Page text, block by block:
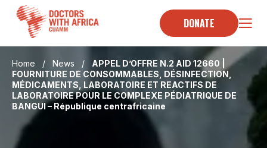
content
DONATE
Home / News /
APPEL D’OFFRE N.2 AID 12660 |
FOURNITURE DE CONSOMMABLES, DÉSINFECTION,
MÉDICAMENTS, LABORATOIRE ET REACTIFS DE
LABORATOIRE POUR LE COMPLEXE PÉDIATRIQUE DE
BANGUI – République centrafricaine